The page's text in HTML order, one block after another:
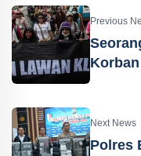
Previous
Next News
Polres